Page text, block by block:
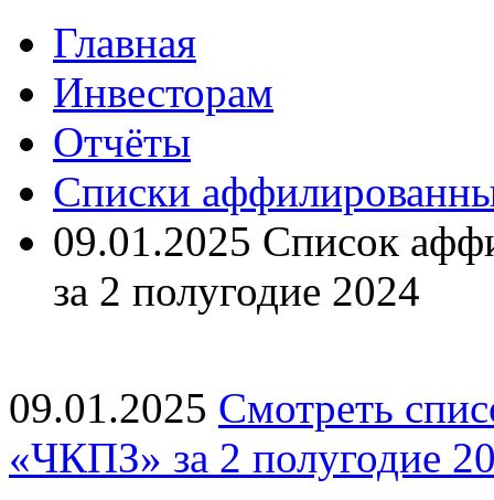
Главная
Инвесторам
Отчёты
Списки
09.01.2025 Список
за 2 полугодие 2024
09.01.2025 Смотреть
«ЧКПЗ» за 2 полугодие